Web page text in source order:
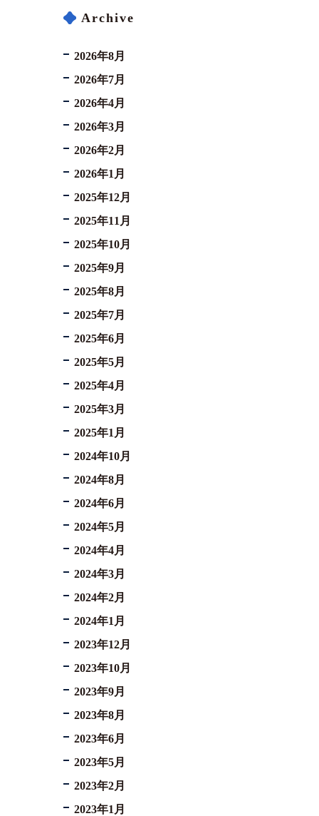
Archive
2026年8月
2026年7月
2026年4月
2026年3月
2026年2月
2026年1月
2025年12月
2025年11月
2025年10月
2025年9月
2025年8月
2025年7月
2025年6月
2025年5月
2025年4月
2025年3月
2025年1月
2024年10月
2024年8月
2024年6月
2024年5月
2024年4月
2024年3月
2024年2月
2024年1月
2023年12月
2023年10月
2023年9月
2023年8月
2023年6月
2023年5月
2023年2月
2023年1月